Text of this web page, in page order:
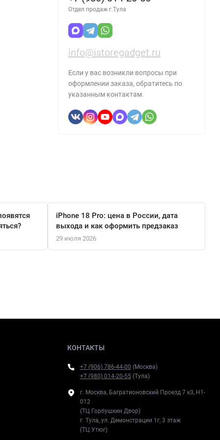
Отдел продаж г.Тула
info@istoregadget.ru
Если у вас возникли вопросы при
оформлении заказа, обратитесь по
указанным контактам.
iPhone 18 Pro: цена в России, дата
выхода и как оформить предзаказ
29 июля 2026
КОНТАКТЫ
+7 (906) 786-44-00 (Москва)
+7 (980) 014-20-55 (Тула)
г. Москва, Багратионовский Проезд 7 к3, H1-
012
(ТЦ Горбушкин Двор)
г. Тула, ул. Демонстрации 1г, 3 этаж
(ТЦ Утюг)